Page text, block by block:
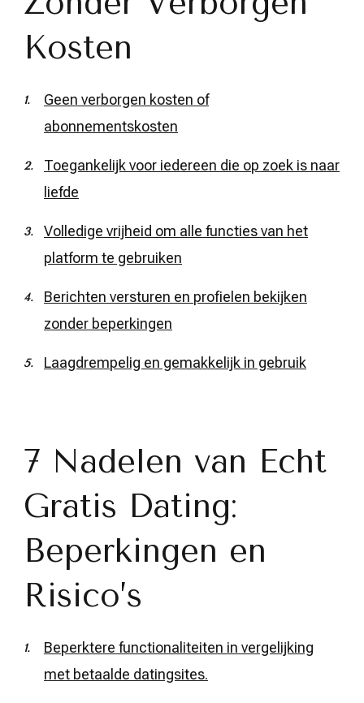
Kosten
Geen verborgen kosten of
abonnementskosten
Toegankelijk voor iedereen die op zoek is naar
liefde
Volledige vrijheid om alle functies van het
platform te gebruiken
Berichten versturen en profielen bekijken
zonder beperkingen
Laagdrempelig en gemakkelijk in gebruik
7 Nadelen van Echt
Gratis Dating:
Beperkingen en
Risico’s
Beperktere functionaliteiten in vergelijking
met betaalde datingsites.